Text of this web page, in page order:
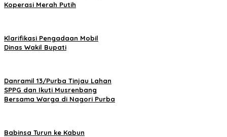
Koperasi Merah Putih
Klarifikasi Pengadaan Mobil
Dinas Wakil Bupati
Danramil 13/Purba Tinjau Lahan
SPPG dan Ikuti Musrenbang
Bersama Warga di Nagori Purba
Babinsa Turun ke Kabun